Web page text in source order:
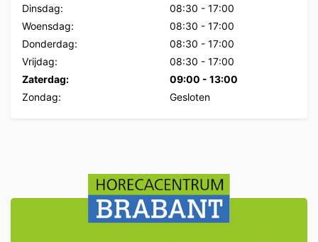
Dinsdag:
08:30 - 17:00
Woensdag:
08:30 - 17:00
Donderdag:
08:30 - 17:00
Vrijdag:
08:30 - 17:00
Zaterdag:
09:00 - 13:00
Zondag:
Gesloten